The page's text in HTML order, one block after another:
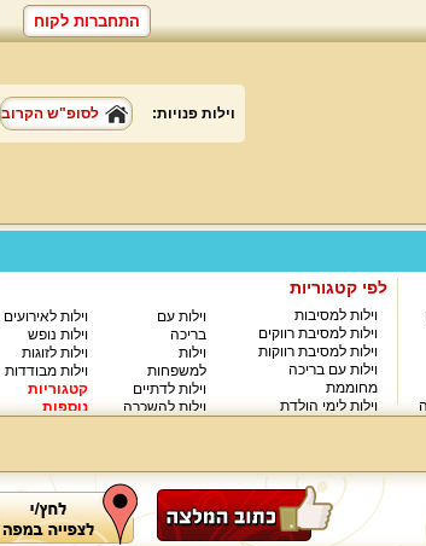
התחברות לקוח
וילות פנויות: לסופ"ש הקרוב
לפי קטגוריות
וילות למסיבות
וילות למסיבת רווקים
וילות למסיבת רווקות
וילות עם בריכה
מחוממת
וילות לימי הולדת
וילות עם
בריכה
וילות
למשפחות
וילות לדתיים
וילות להשכרה
וילות לאירועים
וילות נופש
וילות לזוגות
וילות מבודדות
קטגוריות
נוספות